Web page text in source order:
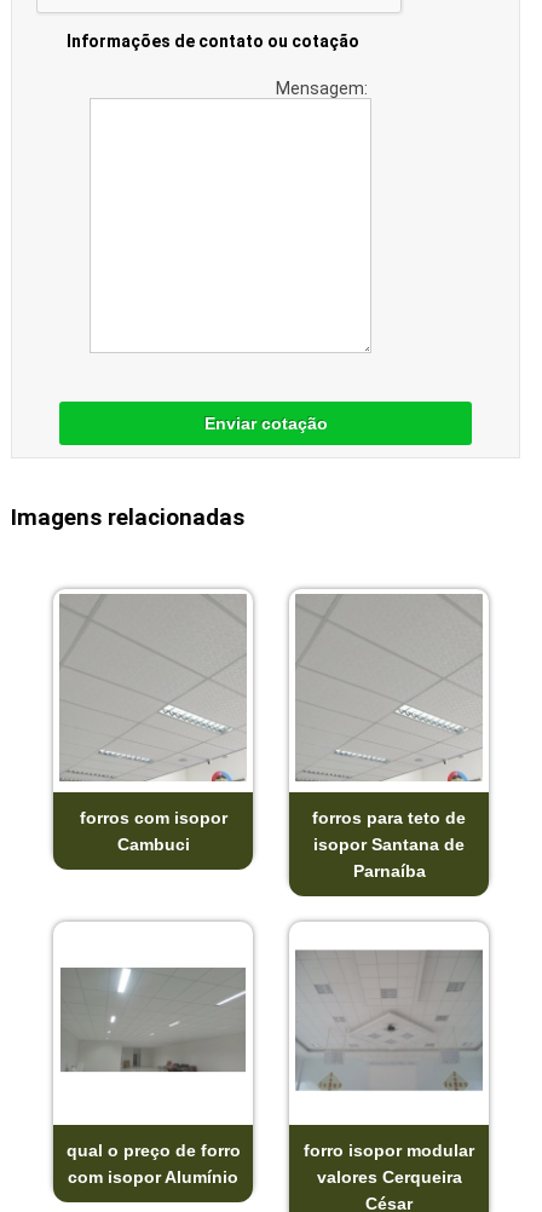
Informações de contato ou cotação
Mensagem:
Enviar cotação
Imagens relacionadas
forros com isopor
Cambuci
forros para teto de
isopor Santana de
Parnaíba
qual o preço de forro
com isopor Alumínio
forro isopor modular
valores Cerqueira
César